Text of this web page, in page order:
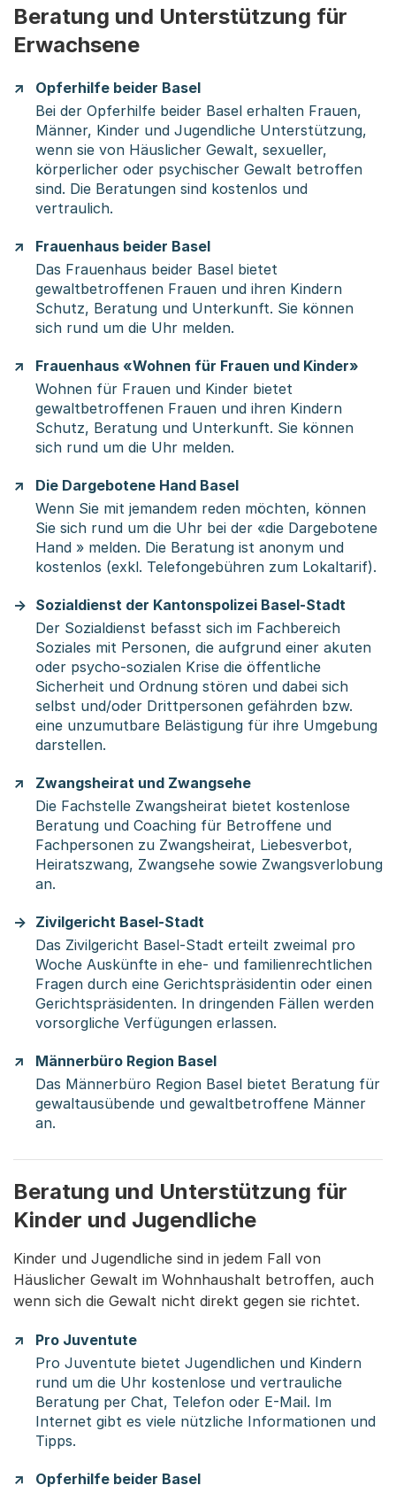
Beratung und Unterstützung für
Erwachsene
Opferhilfe beider Basel
Bei der Opferhilfe beider Basel erhalten Frauen,
Männer, Kinder und Jugendliche Unterstützung,
wenn sie von Häuslicher Gewalt, sexueller,
körperlicher oder psychischer Gewalt betroffen
sind. Die Beratungen sind kostenlos und
vertraulich.
Frauenhaus beider Basel
Das Frauenhaus beider Basel bietet
gewaltbetroffenen Frauen und ihren Kindern
Schutz, Beratung und Unterkunft. Sie können
sich rund um die Uhr melden.
Frauenhaus «Wohnen für Frauen und Kinder»
Wohnen für Frauen und Kinder bietet
gewaltbetroffenen Frauen und ihren Kindern
Schutz, Beratung und Unterkunft. Sie können
sich rund um die Uhr melden.
Die Dargebotene Hand Basel
Wenn Sie mit jemandem reden möchten, können
Sie sich rund um die Uhr bei der «die Dargebotene
Hand » melden. Die Beratung ist anonym und
kostenlos (exkl. Telefongebühren zum Lokaltarif).
Sozialdienst der Kantonspolizei Basel-Stadt
Der Sozialdienst befasst sich im Fachbereich
Soziales mit Personen, die aufgrund einer akuten
oder psycho-sozialen Krise die öffentliche
Sicherheit und Ordnung stören und dabei sich
selbst und/oder Drittpersonen gefährden bzw.
eine unzumutbare Belästigung für ihre Umgebung
darstellen.
Zwangsheirat und Zwangsehe
Die Fachstelle Zwangsheirat bietet kostenlose
Beratung und Coaching für Betroffene und
Fachpersonen zu Zwangsheirat, Liebesverbot,
Heiratszwang, Zwangsehe sowie Zwangsverlobung
an.
Zivilgericht Basel-Stadt
Das Zivilgericht Basel-Stadt erteilt zweimal pro
Woche Auskünfte in ehe- und familienrechtlichen
Fragen durch eine Gerichtspräsidentin oder einen
Gerichtspräsidenten. In dringenden Fällen werden
vorsorgliche Verfügungen erlassen.
Männerbüro Region Basel
Das Männerbüro Region Basel bietet Beratung für
gewaltausübende und gewaltbetroffene Männer
an.
Beratung und Unterstützung für
Kinder und Jugendliche
Kinder und Jugendliche sind in jedem Fall von
Häuslicher Gewalt im Wohnhaushalt betroffen, auch
wenn sich die Gewalt nicht direkt gegen sie richtet.
Pro Juventute
Pro Juventute bietet Jugendlichen und Kindern
rund um die Uhr kostenlose und vertrauliche
Beratung per Chat, Telefon oder E-Mail. Im
Internet gibt es viele nützliche Informationen und
Tipps.
Opferhilfe beider Basel